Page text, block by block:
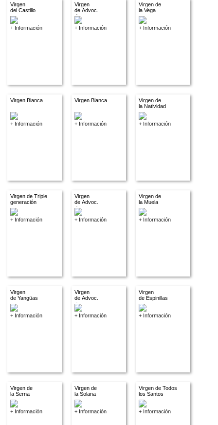
Virgen
del Castillo
+ Información
Virgen
de Advoc.
descon.
+ Información
Virgen de
la Vega
+ Información
Virgen Blanca
+ Información
Virgen Blanca
+ Información
Virgen de
la Natividad
+ Información
Virgen de Triple
generación
+ Información
Virgen
de Advoc.
descon.
+ Información
Virgen de
la Muela
+ Información
Virgen
de Yangüas
+ Información
Virgen
de Advoc.
descon
+ Información
Virgen
de Espinillas
+ Información
Virgen de
la Serna
+ Información
Virgen de
la Solana
+ Información
Virgen de Todos
los Santos
+ Información